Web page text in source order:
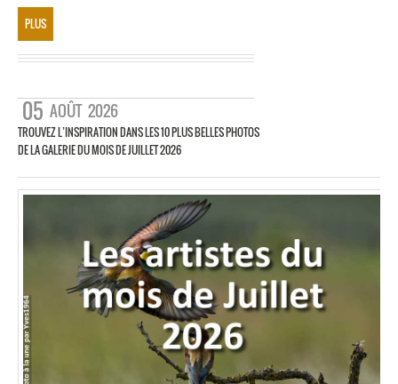
PLUS
05 AOÛT 2026
TROUVEZ L’INSPIRATION DANS LES 10 PLUS BELLES PHOTOS
DE LA GALERIE DU MOIS DE JUILLET 2026